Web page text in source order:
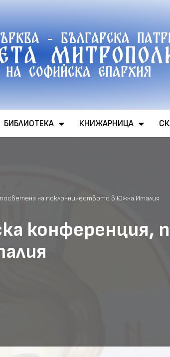
- Българска
софийска епархия
БИБЛИОТЕКА КНИЖАРНИЦА
на поклонничеството в Южна Италия
конференция,